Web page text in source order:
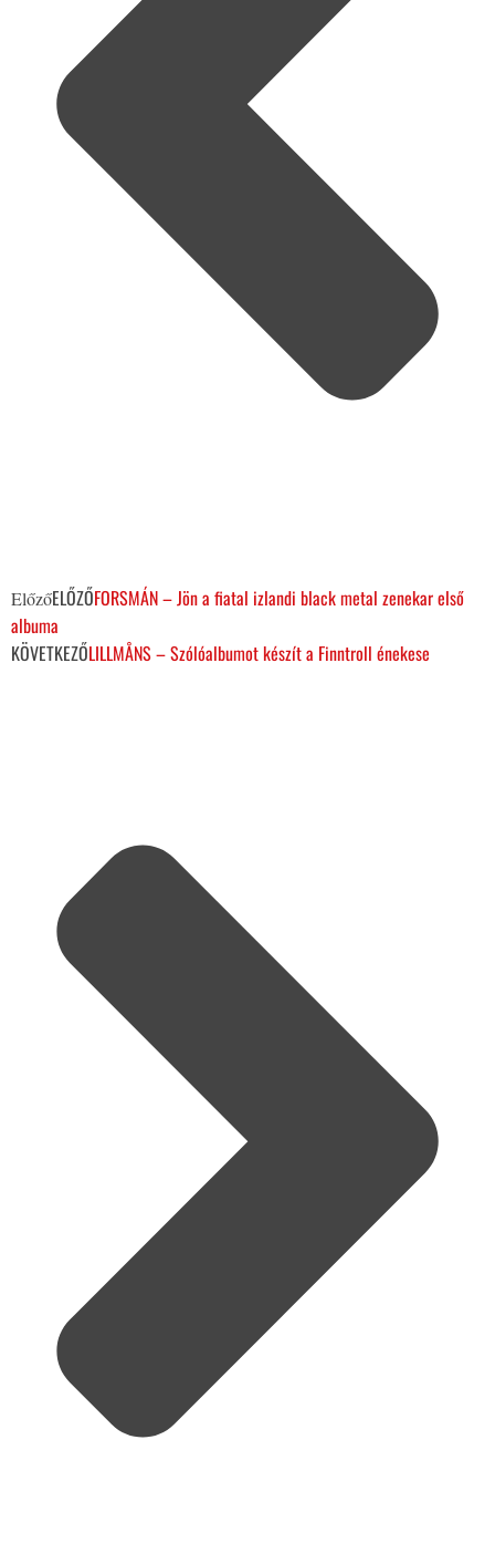
ElőzőELŐZŐFORSMÁN – Jön a fiatal izlandi black metal zenekar első
albuma
KÖVETKEZŐLILLMÅNS – Szólóalbumot készít a Finntroll énekese